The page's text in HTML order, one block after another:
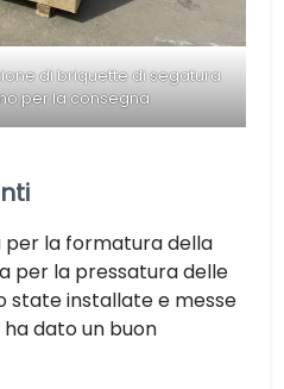
di briquette di segatura
per la consegna
per la formatura della
per la pressatura delle
state installate e messe
dato un buon